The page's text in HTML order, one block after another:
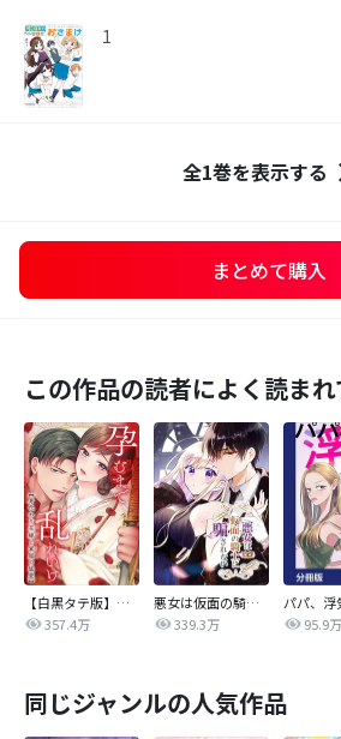
1
全1巻を表示する
まとめて購入
この作品の読者によく読ま
【白黒タテ版】孕むまで乱れいけ～身代わり花嫁と軍服の猛愛
357.4万
悪女は仮面の騎士に騙されない
339.3万
95.9万
同じジャンルの人気作品